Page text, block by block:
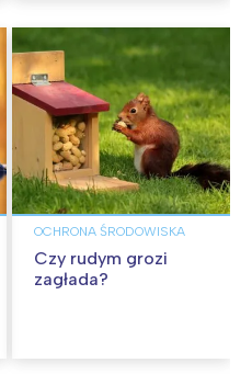
OCHRONA ŚRODOWISKA
Czy rudym grozi
zagłada?